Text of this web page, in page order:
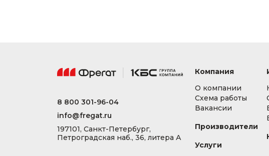
8 800 301-96-04
info@fregat.ru
197101, Санкт-Петербург,
Петроградская наб., 36, литера А
Компания
О компании
Схема работы
Вакансии
Производители
Услуги